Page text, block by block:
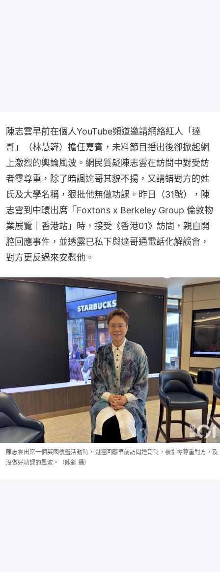
陳志雲早前在個人YouTube頻道邀請網絡紅人「達
哥」（林慧韡）擔任嘉賓，未料節目播出後卻掀起網
上激烈的輿論風波。網民質疑陳志雲在訪問中對受訪
者零尊重，除了暗諷達哥其貌不揚，又講錯對方的姓
氏及大學名稱，狠批他無做功課。昨日（31號），陳
志雲到中環出席「Foxtons x Berkeley Group 倫敦物
業展覽｜香港站」時，接受《香港01》訪問，親自開
腔回應事件，並透露已私下與達哥通電話化解誤會，
對方更反過來安慰他。
陳志雲出席一個英國樓盤活動時，開腔回應早前訪問達哥時，被指零尊重對方，及
沒做好功課的風波。（陳釗 攝）